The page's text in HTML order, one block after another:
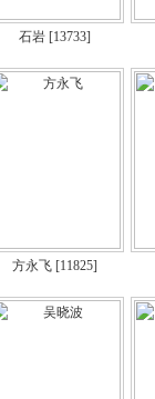
石岩[13733]
方永飞[11825]